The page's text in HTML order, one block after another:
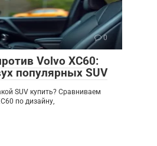
0
Volvo XC60:
популярных SUV
SUV купить? Сравниваем
по дизайну,